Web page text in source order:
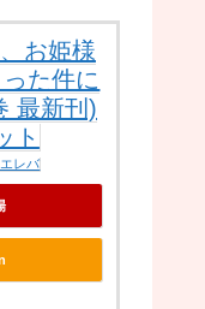
お姫様
た件に
最新刊)
ト
レバ